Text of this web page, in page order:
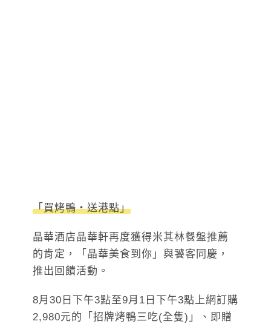
「買烤鴨‧送港點」
晶華酒店晶華軒再度獲得米其林餐盤推薦
的肯定，「晶華美食到你」與饕客同慶，
推出回饋活動。
8月30日下午3點至9月1日下午3點上網訂購
2,980元的「招牌烤鴨三吃(全隻)」、即贈